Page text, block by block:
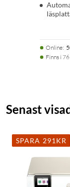
Online:
Finns i
Senast
SPARA 291KR